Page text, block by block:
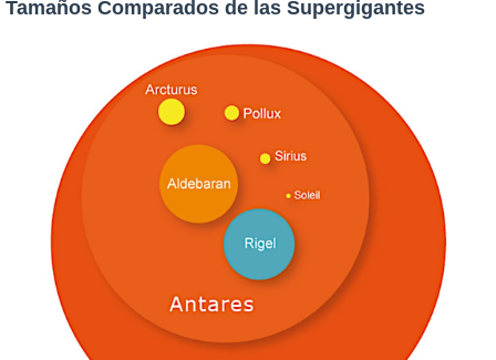
Tamaños Comparados de las Supergigantes